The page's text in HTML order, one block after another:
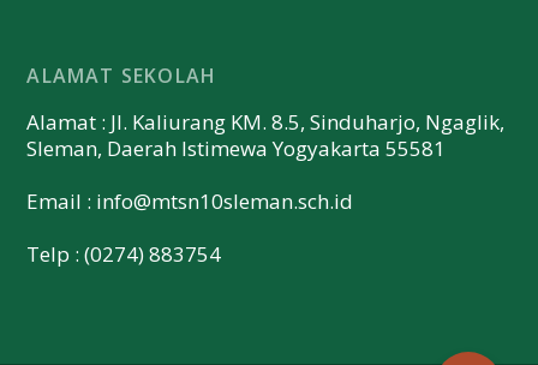
ALAMAT SEKOLAH
Alamat : Jl. Kaliurang KM. 8.5, Sinduharjo, Ngaglik,
Sleman, Daerah Istimewa Yogyakarta 55581
Email : info@mtsn10sleman.sch.id
Telp : (0274) 883754